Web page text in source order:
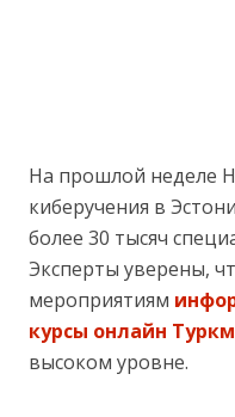
На прошлой неделе
киберучения в
более 30 тысяч
Эксперты уверены,
мероприятиям
курсы онлайн
высоком уровне.